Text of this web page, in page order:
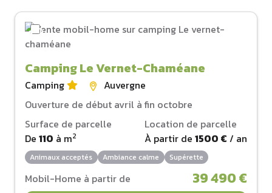
Camping Le Vernet-Chaméane
Camping
Auvergne
Ouverture de début avril à fin octobre
Surface de parcelle
De 110 à m2
Location de parcelle
À partir de 1500 € / an
Animaux acceptés Ambiance calme Supérette
Mobil-Home à partir de 39 490 €